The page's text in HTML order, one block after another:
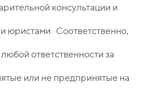
консультации и
юристами. Соответственно,
ответственности за
или не предпринятые на